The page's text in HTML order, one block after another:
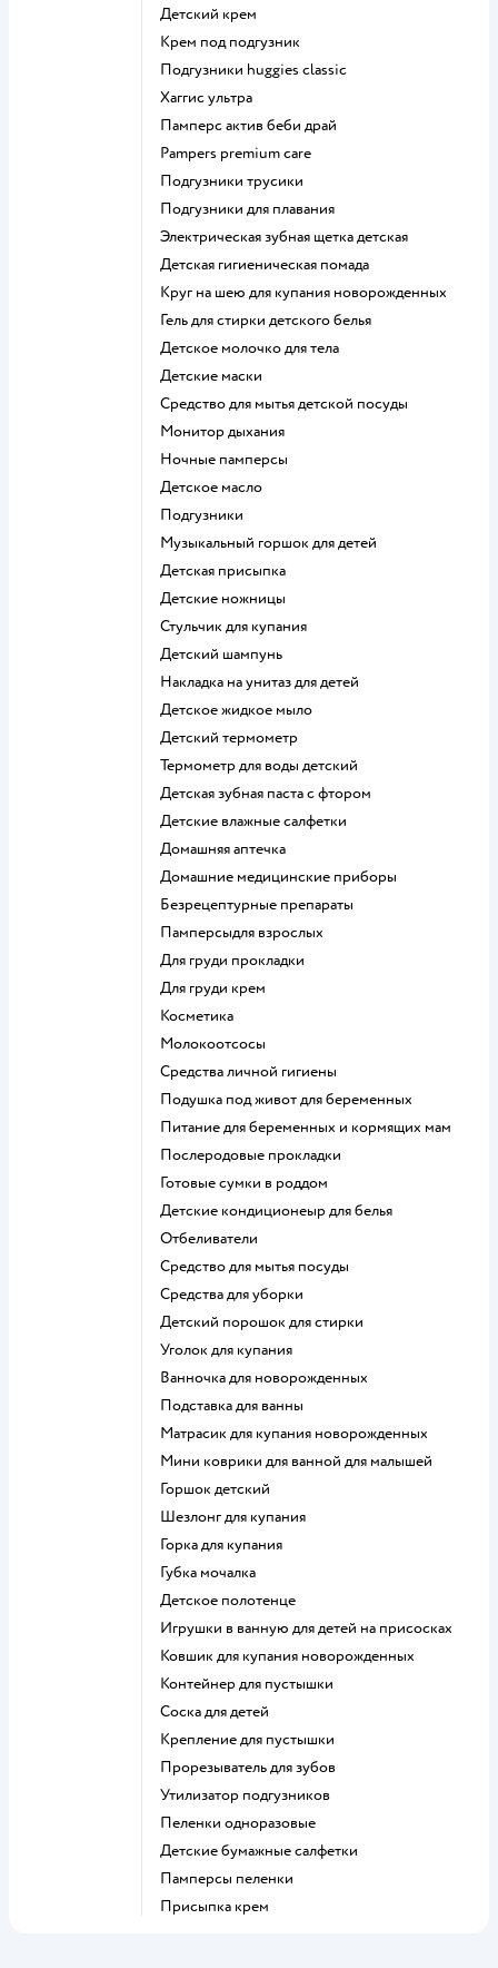
детский крем
крем под подгузник
подгузники huggies classic
хаггис ультра
памперс актив беби драй
pampers premium care
подгузники трусики
подгузники для плавания
электрическая зубная щетка детская
детская гигиеническая помада
круг на шею для купания новорожденных
гель для стирки детского белья
детское молочко для тела
детские маски
средство для мытья детской посуды
монитор дыхания
ночные памперсы
детское масло
подгузники
музыкальный горшок для детей
детская присыпка
детские ножницы
стульчик для купания
детский шампунь
накладка на унитаз для детей
детское жидкое мыло
детский термометр
термометр для воды детский
детская зубная паста с фтором
детские влажные салфетки
домашняя аптечка
домашние медицинские приборы
безрецептурные препараты
памперсыдля взрослых
для груди прокладки
для груди крем
косметика
Молокоотсосы
средства личной гигиены
подушка под живот для беременных
питание для беременных и кормящих мам
послеродовые прокладки
готовые сумки в роддом
детские кондиционеыр для белья
отбеливатели
средство для мытья посуды
средства для уборки
детский порошок для стирки
уголок для купания
ванночка для новорожденных
подставка для ванны
матрасик для купания новорожденных
мини коврики для ванной для малышей
горшок детский
шезлонг для купания
горка для купания
губка мочалка
детское полотенце
игрушки в ванную для детей на присосках
ковшик для купания новорожденных
контейнер для пустышки
соска для детей
крепление для пустышки
прорезыватель для зубов
утилизатор подгузников
пеленки одноразовые
детские бумажные салфетки
памперсы пеленки
присыпка крем